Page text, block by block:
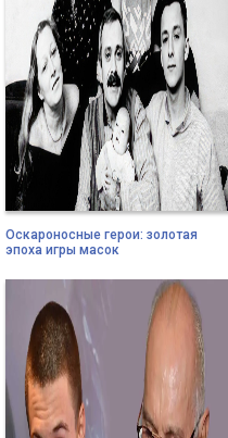
Оскароносные герои: золотая
эпоха игры масок